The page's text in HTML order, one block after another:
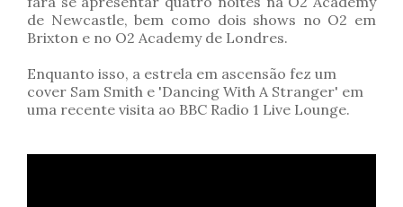
de Newcastle, bem como dois shows no O2 em
Brixton e no O2 Academy de Londres.
Enquanto isso, a estrela em ascensão fez um
cover Sam Smith e 'Dancing With A Stranger' em
uma recente visita ao BBC Radio 1 Live Lounge.